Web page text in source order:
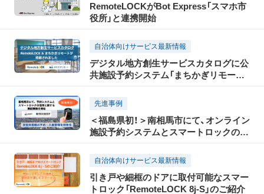
RemoteLOCKがBot Express「スマホ市
役所」と連携開始
自治体向けサービス最新情報
デジタル地方創生サービスカタログに公
共施設予約システム「まちかぎリモート」
先進事例
＜福島県初！＞南相馬市にて、オンライン
施設予約システムとスマートロックの活
リモート」と「RemoteLOCK」を試験導入
し、施設予約・利用者管理を効率化〜
自治体向けサービス最新情報
引き戸や細框のドアに取付可能なスマー
トロック「RemoteLOCK 8j-S」のご紹介